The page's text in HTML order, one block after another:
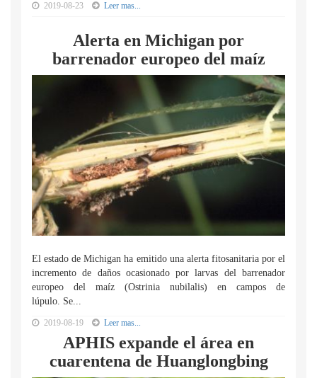
2019-08-23 Leer mas...
Alerta en Michigan por
barrenador europeo del maíz
El estado de Michigan ha emitido una alerta fitosanitaria por el
incremento de daños ocasionado por larvas del barrenador
europeo del maíz (Ostrinia nubilalis) en campos de
lúpulo. Se...
2019-08-19 Leer mas...
APHIS expande el área en
cuarentena de Huanglongbing